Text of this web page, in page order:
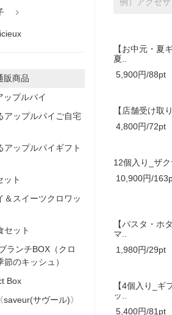
販商品
ップルパイ
アップルパイご自宅
アップルパイギフト
ット
＆スイーツクロワッ
セット
ランチBOX（クロ
節のキッシュ）
Box
サヴール)〉
【お中元・夏
夏..
5,900円/88pt
【店舗受け取
4,800円/72pt
12個入り_ザ
10,900円/
【パスタ・ホ
マ..
1,980円/29pt
【4個入り_ギ
ッ..
5,400円/81pt